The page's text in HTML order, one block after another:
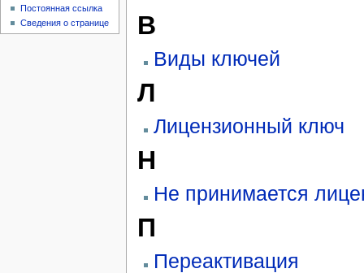
В
Виды ключей
Л
Лицензионный ключ
Н
Не принимается
П
Переактивация
Постоянная ссылка
Сведения о странице